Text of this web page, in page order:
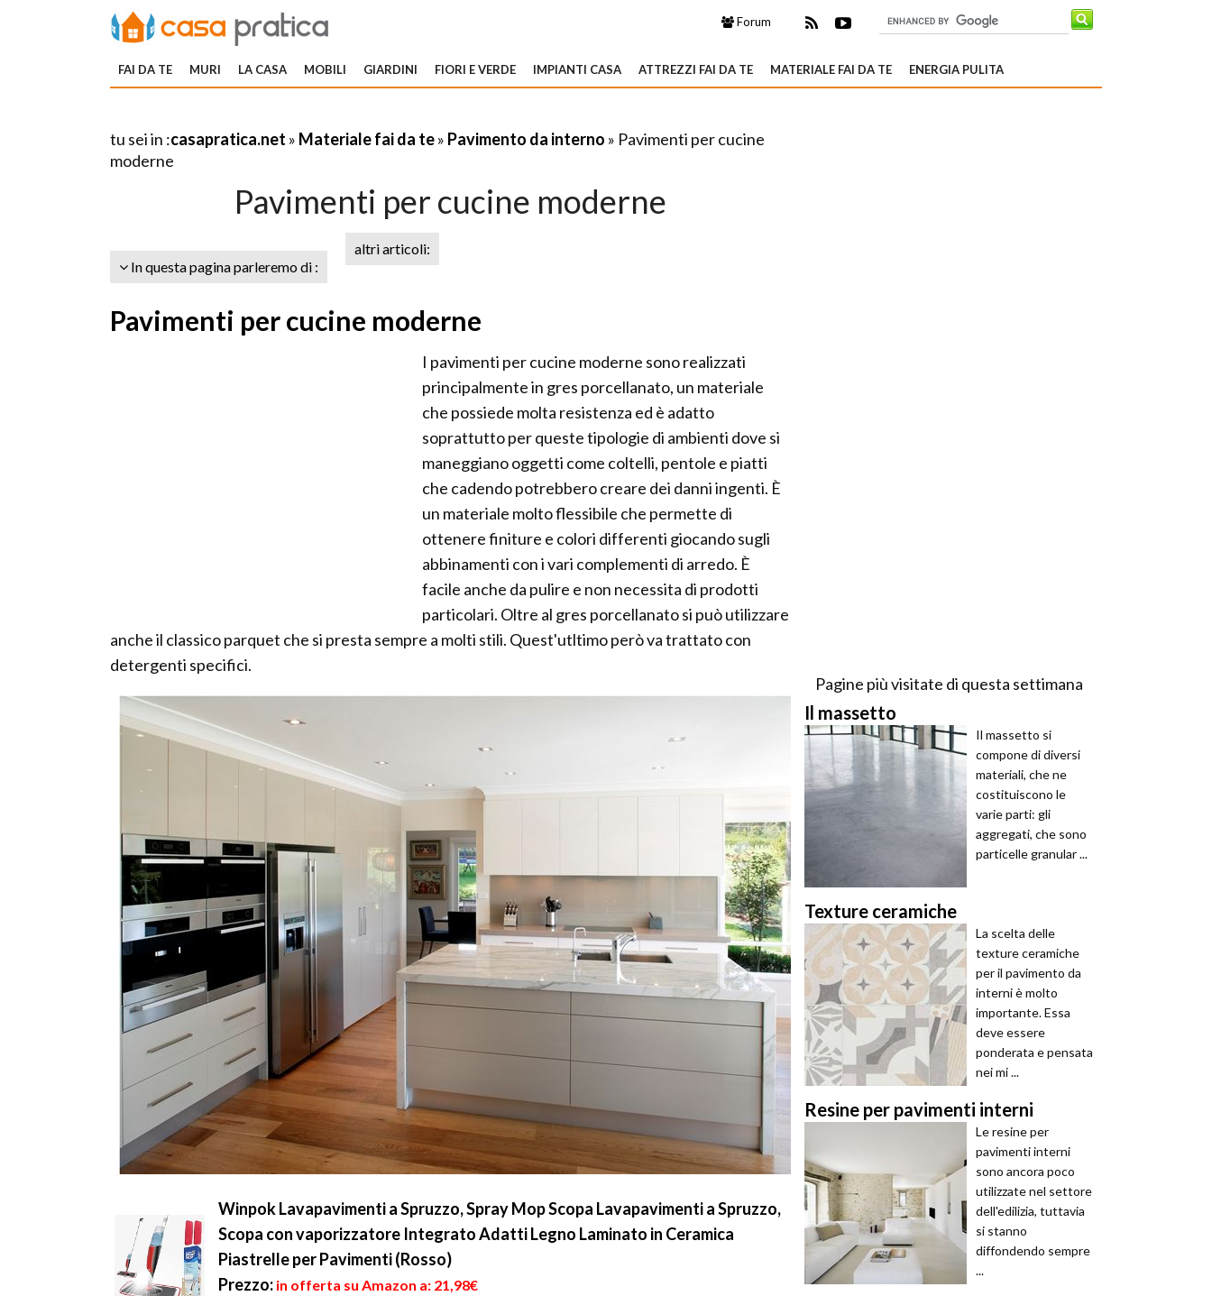
Forum
FAI DA TE MURI LA CASA MOBILI GIARDINI FIORI E VERDE IMPIANTI CASA ATTREZZI FAI DA TE MATERIALE FAI DA TE ENERGIA PULITA
tu sei in :casapratica.net » Materiale fai da te» Pavimento da interno » Pavimenti per cucine
moderne
Pavimenti per cucine moderne
In questa pagina parleremo di :
altri articoli:
Pavimenti per cucine moderne
I pavimenti per cucine moderne sono realizzati
principalmente in gres porcellanato, un materiale
che possiede molta resistenza ed è adatto
soprattutto per queste tipologie di ambienti dove si
maneggiano oggetti come coltelli, pentole e piatti
che cadendo potrebbero creare dei danni ingenti. È
un materiale molto flessibile che permette di
ottenere finiture e colori differenti giocando sugli
abbinamenti con i vari complementi di arredo. È
facile anche da pulire e non necessita di prodotti
particolari. Oltre al gres porcellanato si può utilizzare
anche il classico parquet che si presta sempre a molti stili. Quest'utltimo però va trattato con
detergenti specifici.
Winpok Lavapavimenti a Spruzzo, Spray Mop Scopa Lavapavimenti a Spruzzo,
Scopa con vaporizzatore Integrato Adatti Legno Laminato in Ceramica
Piastrelle per Pavimenti (Rosso)
Prezzo: in offerta su Amazon a: 21,98€
Pagine più visitate di questa settimana
Il massetto
Il massetto si
compone di diversi
materiali, che ne
costituiscono le
varie parti: gli
aggregati, che sono
particelle granular ...
Texture ceramiche
La scelta delle
texture ceramiche
per il pavimento da
interni è molto
importante. Essa
deve essere
ponderata e pensata
nei mi ...
Resine per pavimenti interni
Le resine per
pavimenti interni
sono ancora poco
utilizzate nel settore
dell'edilizia, tuttavia
si stanno
diffondendo sempre
...